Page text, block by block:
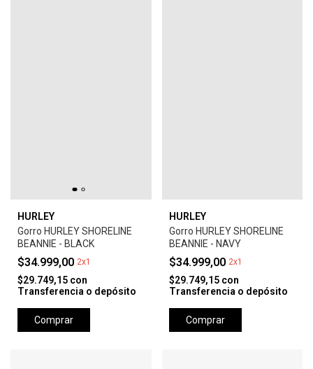
HURLEY
Gorro HURLEY SHORELINE
BEANNIE - BLACK
$34.999,00 2x1
$29.749,15 con
Transferencia o depósito
Comprar
HURLEY
Gorro HURLEY SHORELINE
BEANNIE - NAVY
$34.999,00 2x1
$29.749,15 con
Transferencia o depósito
Comprar